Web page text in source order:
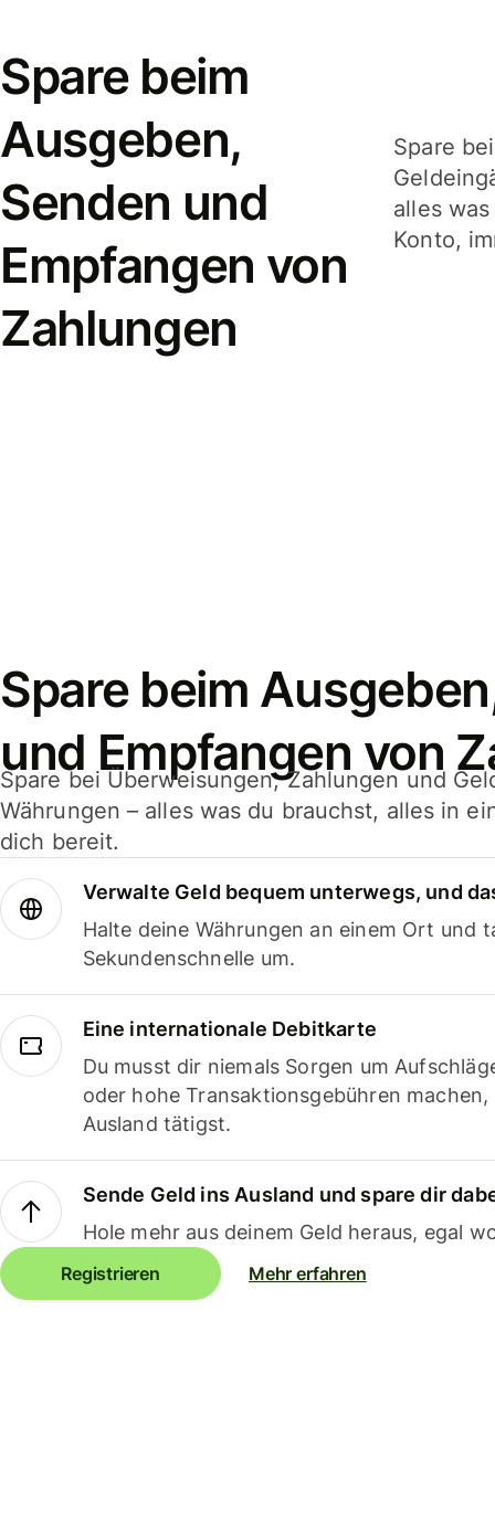
Spare beim
Ausgeben,
Senden und
Empfangen von
Zahlungen
Spare
alles
Konto,
Spare beim
und Empfangen von
Spare bei Überweisungen, Zahlungen und
Währungen – alles was du brauchst, alles in
dich bereit.
Verwalte Geld bequem unterwegs, und
Halte deine Währungen an einem Ort und
Sekundenschnelle um.
Eine internationale Debitkarte
Du musst dir niemals Sorgen um
oder hohe Transaktionsgebühren
Ausland tätigst.
Sende Geld ins Ausland und spare dir
Hole mehr aus deinem Geld heraus, egal
Registrieren Mehr erfahren